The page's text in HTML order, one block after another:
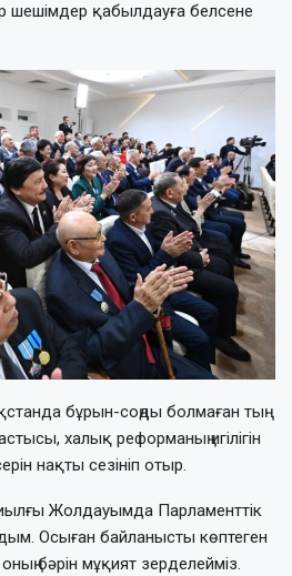
шешімдер қабылдауға белсене
бұрын-соңды болмаған тың
халық реформаның игілігін
нақты сезініп отыр.
Жолдауымда Парламенттік
Осыған байланысты көптеген
бәрін мұқият зерделейміз.